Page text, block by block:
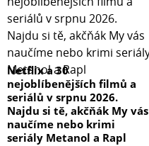
Netflix a 30
nejoblíbenějších filmů a
seriálů v srpnu 2026.
Najdu si tě, akčňák My vás
naučíme nebo krimi
seriály Metanol a Rapl